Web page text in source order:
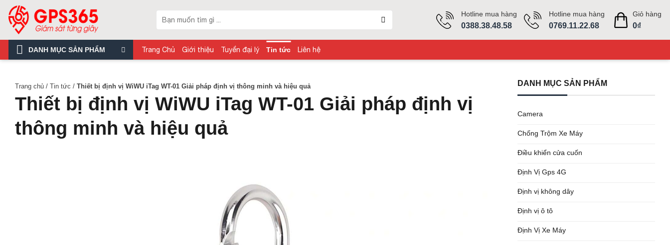
Skip
content
kiếm:
Hotline mua hàng
0388.38.48.58
Hotline mua hàng
0769.11.22.68
Giỏ hàng
0₫
DANH MỤC SẢN PHẨM Trang Chủ Giới thiệu Tuyển đại lý Tin tức Liên hệ
Trang chủ / Tin tức / Thiết bị định vị WiWU iTag WT-01 Giải pháp định vị thông minh và hiệu quả
Thiết bị định vị WiWU iTag WT-01 Giải pháp định vị
thông minh và hiệu quả
DANH MỤC SẢN PHẨM
Camera
Chống Trộm Xe Máy
Điều khiển cửa cuốn
Định Vị Gps 4G
Định vị không dây
Định vị ô tô
Định Vị Xe Máy